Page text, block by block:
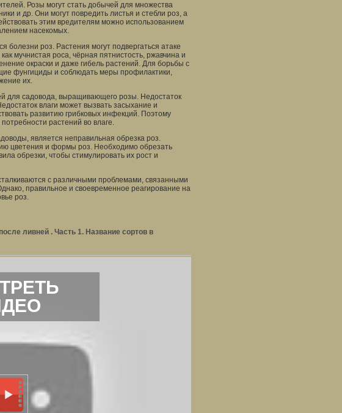
Розы могут стать добычей для множества
и др. Они могут повредить листья и стебли роз, а
этим вредителям можно использованием
насекомых.
роз. Растения могут подвергаться атаке
мучнистая роса, чёрная пятнистость, ржавчина и
окраски и даже гибель растений. Для борьбы с
фунгициды и соблюдать меры профилактики,
их.
для садовода, выращивающего розы. Недостаток
влаги может вызвать засыхание и
развитию грибковых инфекций. Поэтому
растений во влаге.
является неправильная обрезка роз.
цветения и формы роз. Необходимо обрезать
обрезки, чтобы стимулировать их рост и
с различными проблемами, связанными
правильное и своевременное реагирование на
роз.
ливней . Часть 1. Название сортов в